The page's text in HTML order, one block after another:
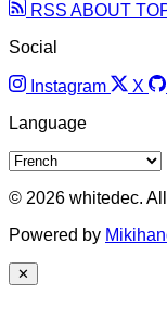
RSS ABOUT
Social
Instagram X
Language
© 2026 whitedec.
Powered by
✕